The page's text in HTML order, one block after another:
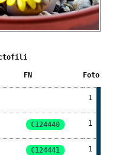
FN Foto
1
C124440 1
C124441 1